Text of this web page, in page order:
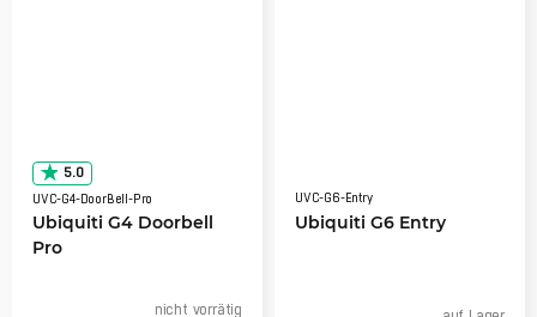
5.0
UVC-G4-DoorBell-Pro
Ubiquiti G4 Doorbell
Pro
nicht vorrätig
UVC-G6-Entry
Ubiquiti G6 Entry